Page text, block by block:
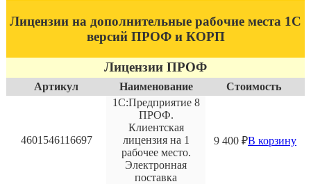
Лицензии на дополнительные рабочие места 1С
версий ПРОФ и КОРП
Лицензии ПРОФ
Артикул Наименование Стоимость
4601546116697
1С:Предприятие 8
ПРОФ.
Клиентская
лицензия на 1
рабочее место.
Электронная
поставка
9 400 ₽В корзину